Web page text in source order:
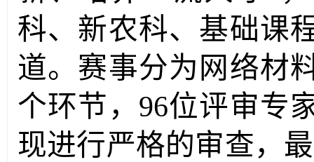
科、新农科、基础课
道。赛事分为网络材
个环节， 96位评审专
现进行严格的审查，